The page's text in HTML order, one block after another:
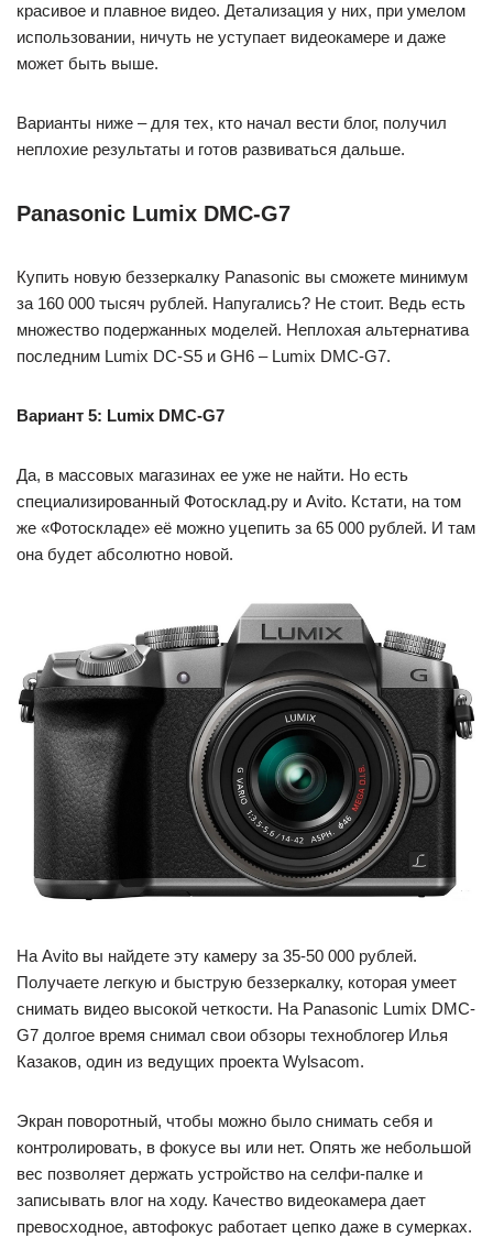
красивое и плавное видео. Детализация у них, при умелом
использовании, ничуть не уступает видеокамере и даже
может быть выше.
Варианты ниже – для тех, кто начал вести блог, получил
неплохие результаты и готов развиваться дальше.
Panasonic Lumix DMC-G7
Купить новую беззеркалку Panasonic вы сможете минимум
за 160 000 тысяч рублей. Напугались? Не стоит. Ведь есть
множество подержанных моделей. Неплохая альтернатива
последним Lumix DC-S5 и GH6 – Lumix DMC-G7.
Вариант 5: Lumix DMC-G7
Да, в массовых магазинах ее уже не найти. Но есть
специализированный Фотосклад.ру и Avito. Кстати, на том
же «Фотоскладе» её можно уцепить за 65 000 рублей. И там
она будет абсолютно новой.
На Avito вы найдете эту камеру за 35-50 000 рублей.
Получаете легкую и быструю беззеркалку, которая умеет
снимать видео высокой четкости. На Panasonic Lumix DMC-
G7 долгое время снимал свои обзоры техноблогер Илья
Казаков, один из ведущих проекта Wylsacom.
Экран поворотный, чтобы можно было снимать себя и
контролировать, в фокусе вы или нет. Опять же небольшой
вес позволяет держать устройство на селфи-палке и
записывать влог на ходу. Качество видеокамера дает
превосходное, автофокус работает цепко даже в сумерках.